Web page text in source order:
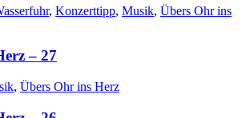
, Konzerttipp, Musik, Übers Ohr ins
– 27
, Übers Ohr ins Herz